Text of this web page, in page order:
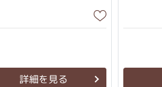
詳細を見る